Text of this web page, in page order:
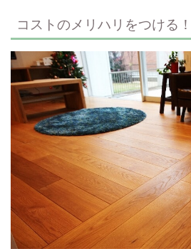
コストのメリハリをつける！